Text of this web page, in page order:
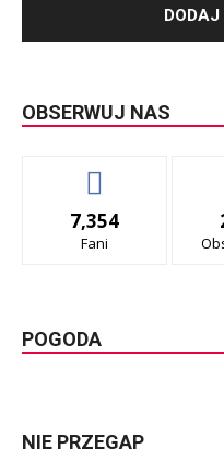
OBSERWUJ NAS
7,354
Fani
POGODA
NIE PRZEGAP